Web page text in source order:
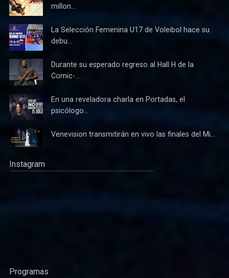
millon...
La Selección Femenina U17 de Voleibol hace su
debu...
Durante su esperado regreso al Hall H de la
Comic-...
En una reveladora charla en Portadas, el
psicólogo...
Venevision transmitirán en vivo las finales del Mi...
Instagram
Programas